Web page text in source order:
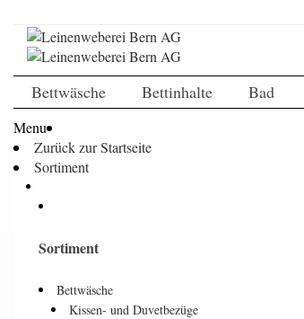
Bettwäsche Bettinhalte Bad
Menu
Zurück zur Startseite
Sortiment
Sortiment
Bettwäsche
Kissen- und Duvetbezüge